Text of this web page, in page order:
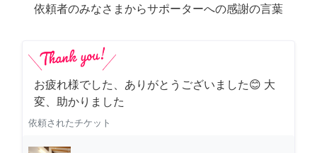
依頼者のみなさまからサポーターへの感謝の言葉
お疲れ様でした、ありがとうございました😊 大
変、助かりました
依頼されたチケット